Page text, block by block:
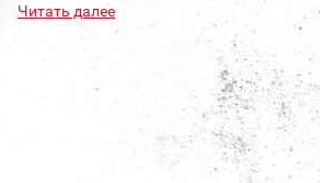
Читать далее